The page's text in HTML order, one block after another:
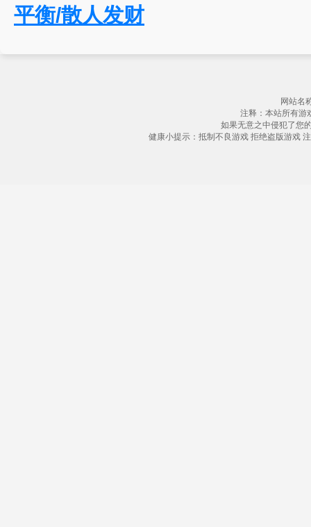
平衡/散人发财
网站名
注释：本站所有游
如果无意之中侵犯了您
健康小提示：抵制不良游戏 拒绝盗版游戏